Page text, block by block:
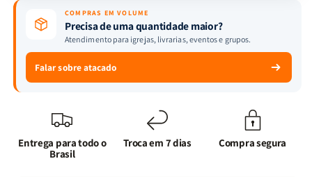
COMPRAS EM VOLUME
Precisa de uma quantidade maior?
Atendimento para igrejas, livrarias, eventos e grupos.
Falar sobre atacado
Entrega para todo o
Brasil
Troca em 7 dias Compra segura